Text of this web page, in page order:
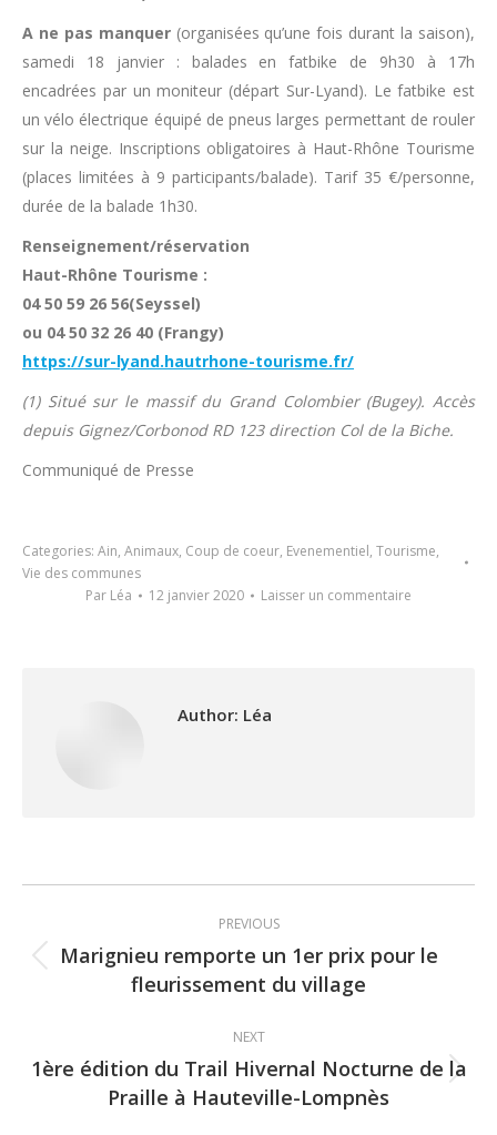
A ne pas manquer(organisées qu’une fois durant la saison),
samedi 18 janvier : balades en fatbike de 9h30 à 17h
encadrées par un moniteur (départ Sur-Lyand). Le fatbike est
un vélo électrique équipé de pneus larges permettant de rouler
sur la neige. Inscriptions obligatoires à Haut-Rhône Tourisme
(places limitées à 9 participants/balade). Tarif 35 €/personne,
durée de la balade 1h30.
Renseignement/réservation
Haut-Rhône Tourisme :
04 50 59 26 56(Seyssel)
ou 04 50 32 26 40 (Frangy)
https://sur-lyand.hautrhone-tourisme.fr/
(1) Situé sur le massif du Grand Colombier (Bugey). Accès
depuis Gignez/Corbonod RD 123 direction Col de la Biche.
Communiqué de Presse
Categories: Ain, Animaux, Coup de coeur, Evenementiel, Tourisme,
Vie des communes
Par Léa 12 janvier 2020 Laisser un commentaire
Author: Léa
navigation
PREVIOUS
Previous
post:
Marignieu remporte un 1er prix pour le
fleurissement du village
NEXT
Next
post:
1ère édition du Trail Hivernal Nocturne de la
Praille à Hauteville-Lompnès